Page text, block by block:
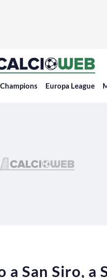
Champions Europa League
San Siro, a